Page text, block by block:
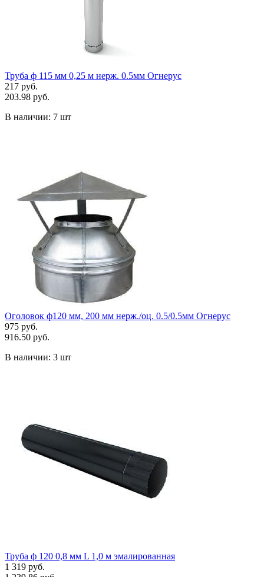
Труба ф 115 мм 0,25 м нерж. 0.5мм Огнерус
217 руб.
203.98 руб.
В наличии: 7 шт
Оголовок ф120 мм, 200 мм нерж./оц. 0.5/0.5мм Огнерус
975 руб.
916.50 руб.
В наличии: 3 шт
Труба ф 120 0,8 мм L 1,0 м эмалированная
1 319 руб.